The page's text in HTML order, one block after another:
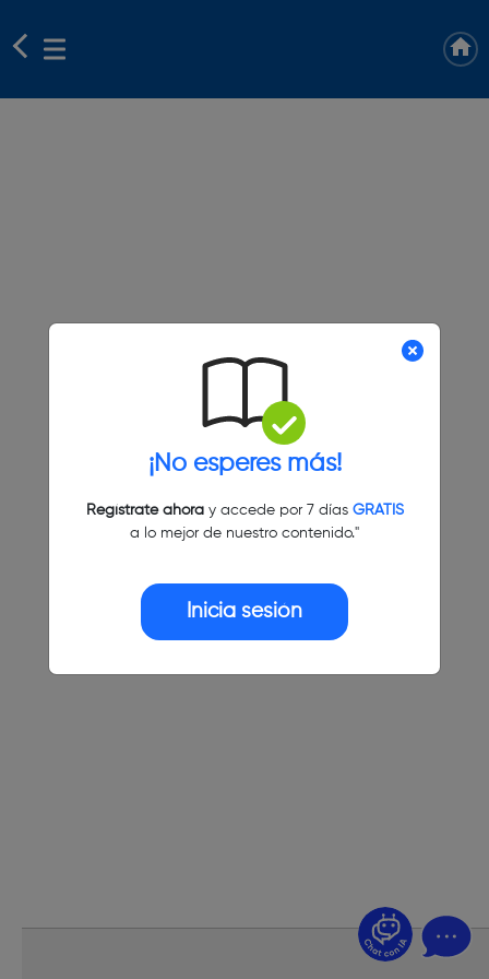
¡No esperes más!
Regístrate ahoray accede por 7 días GRATIS
a lo mejor de nuestro contenido."
Inicia sesión